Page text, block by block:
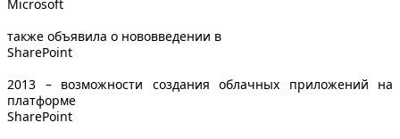
Microsoft
также объявила о нововведении в
SharePoint
2013 – возможности создания облачных приложений на
платформе
SharePoint